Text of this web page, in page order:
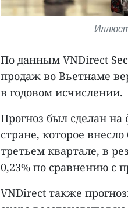
По данным VNDirect
продаж во Вьетнаме
в годовом исчислении.
Прогноз был сделан на
стране, которое
третьем квартале, в
0,23% по сравнению с
VNDirect также